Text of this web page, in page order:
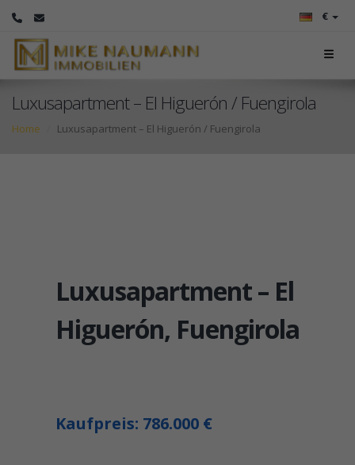
€
Luxusapartment – El Higuerón / Fuengirola
Home Luxusapartment – El Higuerón / Fuengirola
Luxusapartment – El
Higuerón, Fuengirola
Kaufpreis: 786.000 €